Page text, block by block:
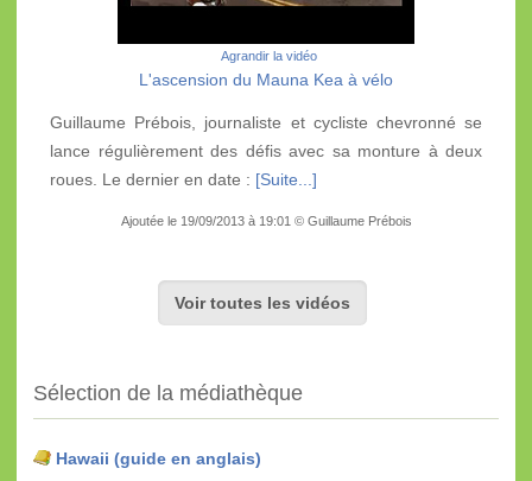
Agrandir la vidéo
L'ascension du Mauna Kea à vélo
Guillaume Prébois, journaliste et cycliste chevronné se
lance régulièrement des défis avec sa monture à deux
roues. Le dernier en date : [Suite...]
Ajoutée le 19/09/2013 à 19:01 © Guillaume Prébois
Voir toutes les vidéos
Sélection de la médiathèque
Hawaii (guide en anglais)